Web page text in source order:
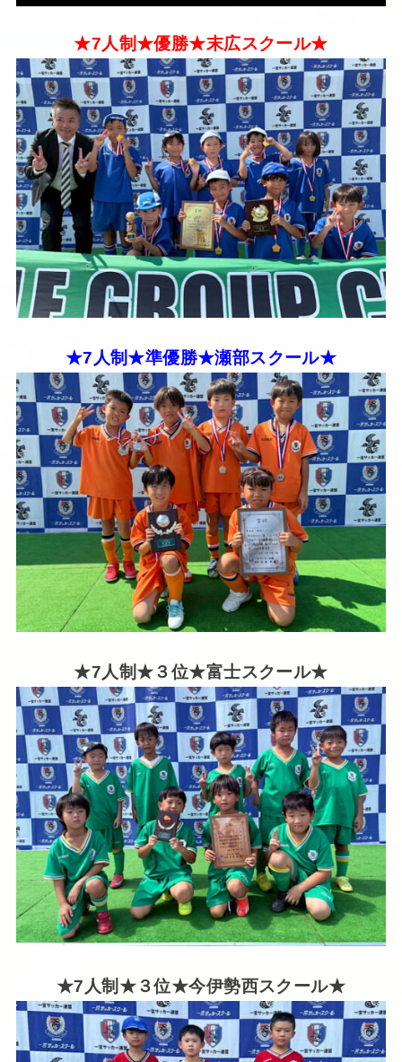
★7人制★優勝★末広スクール★
★7人制★準優勝★瀬部スクール★
★7人制★３位★富士スクール★
★7人制★３位★今伊勢西スクール★